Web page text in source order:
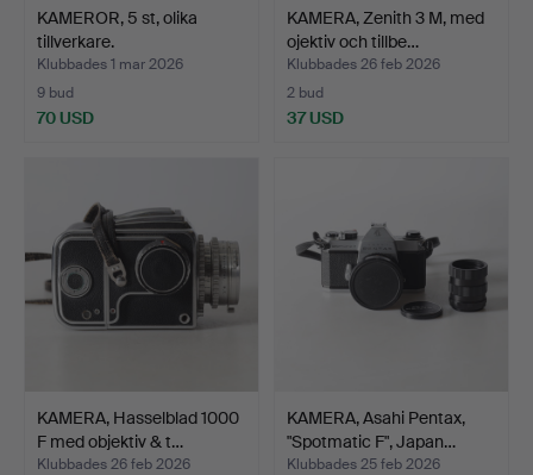
KAMEROR, 5 st, olika
tillverkare.
Klubbades 1 mar 2026
9 bud
70 USD
KAMERA, Zenith 3 M, med
ojektiv och tillbe…
Klubbades 26 feb 2026
2 bud
37 USD
KAMERA, Hasselblad 1000
F med objektiv & t…
Klubbades 26 feb 2026
KAMERA, Asahi Pentax,
"Spotmatic F", Japan…
Klubbades 25 feb 2026